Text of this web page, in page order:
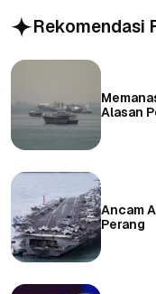
Rekomendasi
Alasan
Ancam
Perang